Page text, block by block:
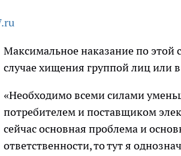
Максимальное наказание по этой
случае хищения группой лиц или
«Необходимо всеми силами
потребителем и поставщиком
сейчас основная проблема и
ответственности, то тут я